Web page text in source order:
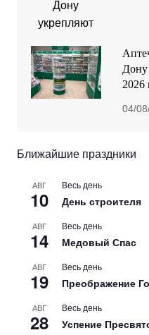
Дону
2026
04/
Ближайшие праздники
АВГ
10
Весь день
День строителя
АВГ
14
Весь день
Медовый Спас
АВГ
19
Весь день
Преображение
АВГ
28
Весь день
Успение